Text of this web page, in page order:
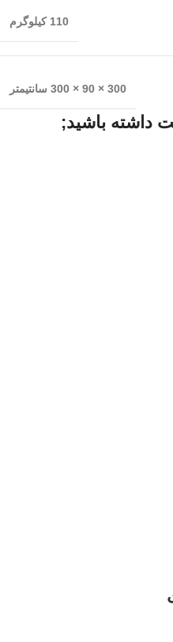
110 کیلوگرم
300 × 90 × 300 سانتیمتر
باشید;